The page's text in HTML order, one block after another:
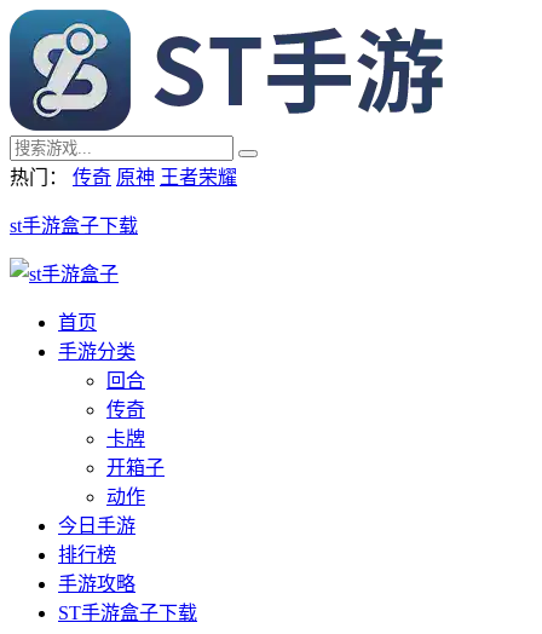
热门： 传奇 原神 王者荣耀
st手游盒子下载
首页
手游分类
回合
传奇
卡牌
开箱子
动作
今日手游
排行榜
手游攻略
ST手游盒子下载